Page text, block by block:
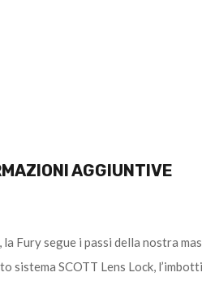
AGGIUNTIVE
Fury segue i passi della nostra
SCOTT Lens Lock,